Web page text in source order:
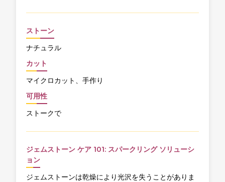
ストーン
ナチュラル
カット
マイクロカット、手作り
可用性
ストークで
ジェムストーン ケア 101: スパークリング ソリューシ
ョン
ジェムストーンは乾燥により光沢を失うことがありま